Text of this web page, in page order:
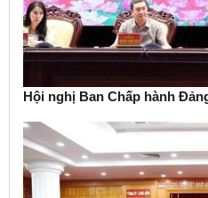
Hội nghị Ban Chấp hành